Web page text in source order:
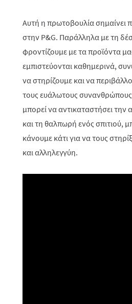
Αυτή η πρωτοβουλία σημαίνει
στην P&G. Παράλληλα με τη
φροντίζουμε με τα προϊόντα
εμπιστεύονται καθημερινά,
να στηρίζουμε και να
τους ευάλωτους
μπορεί να αντικαταστήσει την
και τη θαλπωρή ενός σπιτιού,
κάνουμε κάτι για να τους
και αλληλεγγύη.